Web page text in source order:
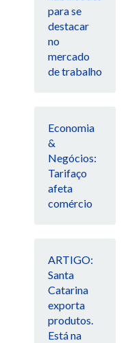
para se
destacar
no
mercado
de trabalho
Economia
&
Negócios:
Tarifaço
afeta
comércio
ARTIGO:
Santa
Catarina
exporta
produtos.
Está na